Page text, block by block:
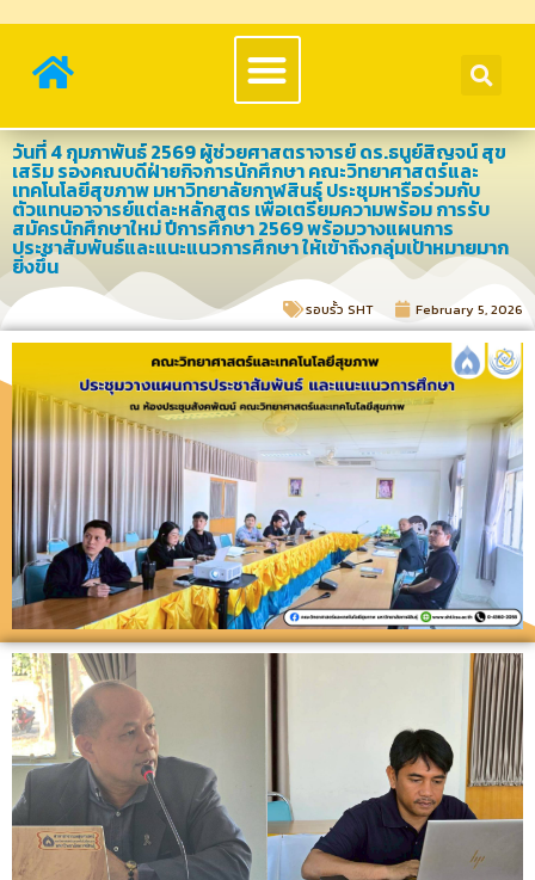
วันที่ 4 กุมภาพันธ์ 2569 ผู้ช่วยศาสตราจารย์ ดร.ธนูย์สิญจน์ สุข
เสริม รองคณบดีฝ่ายกิจการนักศึกษา คณะวิทยาศาสตร์และ
เทคโนโลยีสุขภาพ มหาวิทยาลัยกาฬสินธุ์ ประชุมหารือร่วมกับ
ตัวแทนอาจารย์แต่ละหลักสูตร เพื่อเตรียมความพร้อม การรับ
สมัครนักศึกษาใหม่ ปีการศึกษา 2569 พร้อมวางแผนการ
ประชาสัมพันธ์และแนะแนวการศึกษา ให้เข้าถึงกลุ่มเป้าหมายมาก
ยิ่งขึ้น
รอบรั้ว SHT​ February 5, 2026